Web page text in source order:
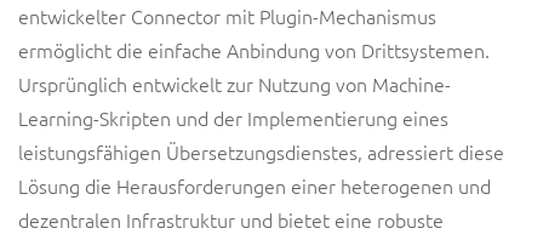
entwickelter Connector mit Plugin-Mechanismus
ermöglicht die einfache Anbindung von Drittsystemen.
Ursprünglich entwickelt zur Nutzung von Machine-
Learning-Skripten und der Implementierung eines
leistungsfähigen Übersetzungsdienstes, adressiert diese
Lösung die Herausforderungen einer heterogenen und
dezentralen Infrastruktur und bietet eine robuste